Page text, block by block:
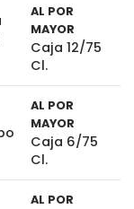
AL POR
MAYOR
Caja 12/75
Cl.
AL POR
MAYOR
Caja 6/75
Cl.
AL POR